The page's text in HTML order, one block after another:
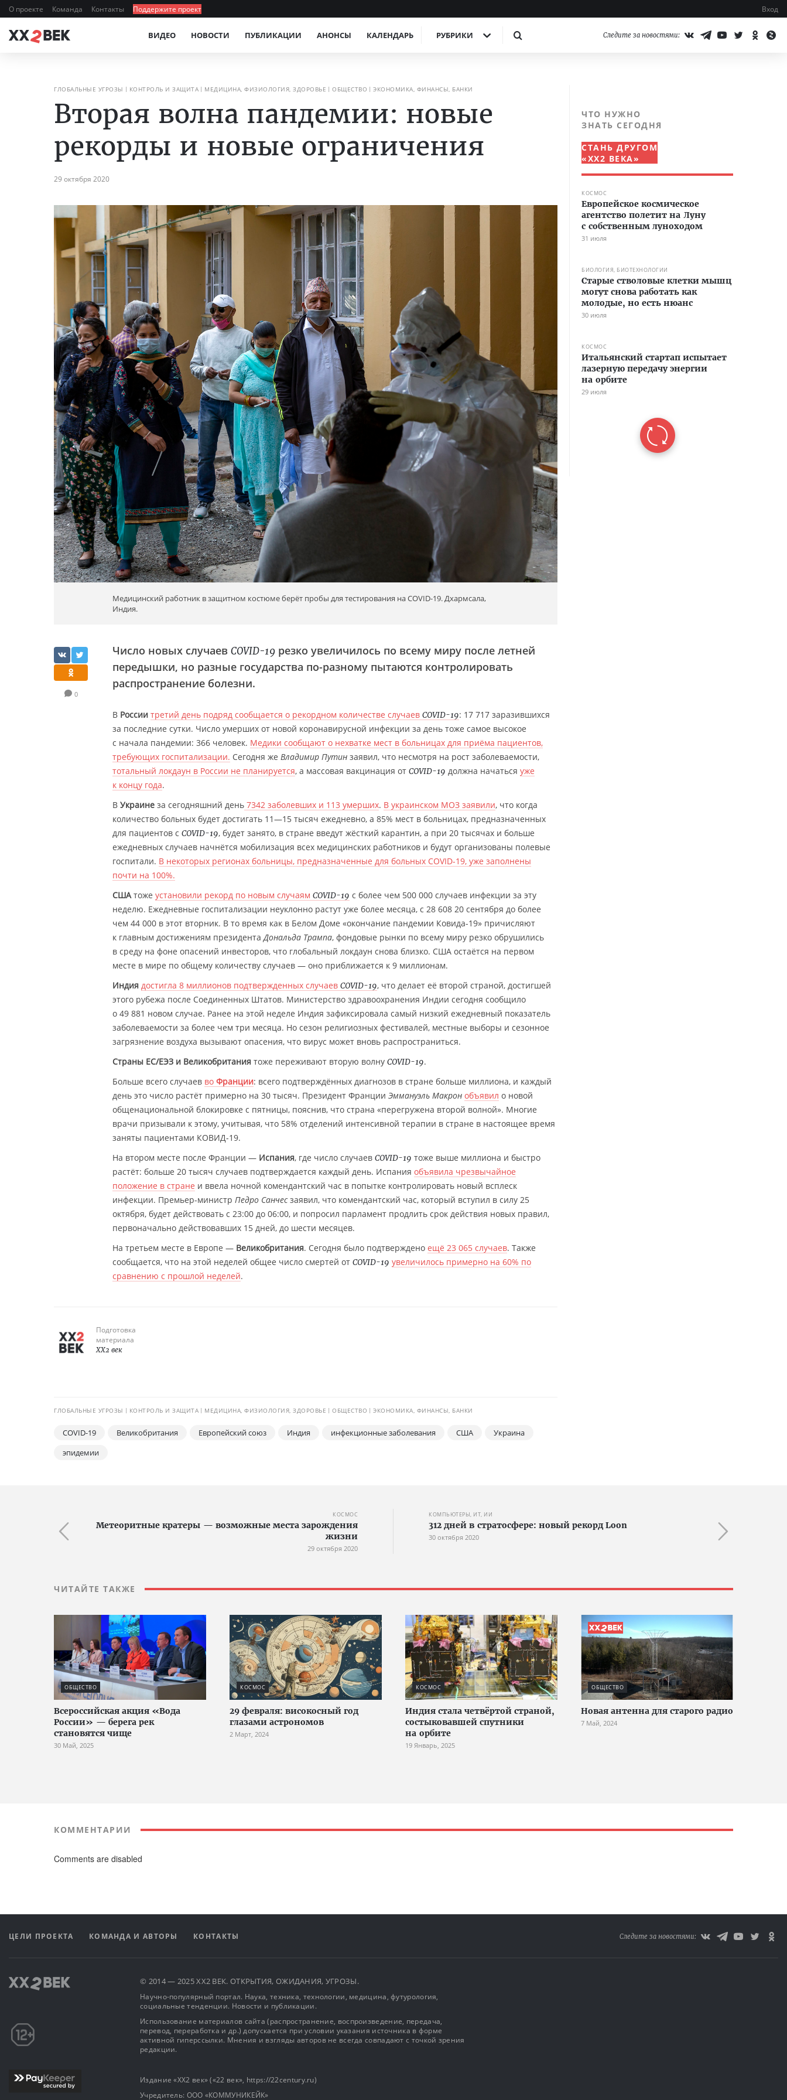
О проекте Команда Контакты Поддержите проект Вход
ВИДЕО НОВОСТИ ПУБЛИКАЦИИ АНОНСЫ КАЛЕНДАРЬ РУБРИКИ Следите за новостями:
ГЛОБАЛЬНЫЕ УГРОЗЫ КОНТРОЛЬ И ЗАЩИТА МЕДИЦИНА, ФИЗИОЛОГИЯ, ЗДОРОВЬЕ ОБЩЕСТВО ЭКОНОМИКА, ФИНАНСЫ, БАНКИ
Вторая волна пандемии: новые
рекорды и новые ограничения
29 октября 2020
Медицинский работник в защитном костюме берёт пробы для тестирования на COVID-19. Дхармсалa,
Индия.
0
Число новых случаев COVID-19 резко увеличилось по всему миру после летней
передышки, но разные государства по-разному пытаются контролировать
распространение болезни.
В России третий день подряд сообщается о рекордном количестве случаев COVID-19: 17 717 заразившихся
за последние сутки. Число умерших от новой коронавирусной инфекции за день тоже самое высокое
с начала пандемии: 366 человек. Медики сообщают о нехватке мест в больницах для приёма пациентов,
требующих госпитализации. Сегодня же Владимир Путин заявил, что несмотря на рост заболеваемости,
тотальный локдаун в России не планируется, а массовая вакцинация от COVID-19 должна начаться уже
к концу года.
В Украине за сегодняшний день 7342 заболевших и 113 умерших. В украинском МОЗ заявили, что когда
количество больных будет достигать 11—15 тысяч ежедневно, а 85% мест в больницах, предназначенных
для пациентов с COVID-19, будет занято, в стране введут жёсткий карантин, а при 20 тысячах и больше
ежедневных случаев начнётся мобилизация всех медицинских работников и будут организованы полевые
госпитали. В некоторых регионах больницы, предназначенные для больных COVID-19, уже заполнены
почти на 100%.
СШАтоже установили рекорд по новым случаям COVID-19 с более чем 500 000 случаев инфекции за эту
неделю. Ежедневные госпитализации неуклонно растут уже более месяца, с 28 608 20 сентября до более
чем 44 000 в этот вторник. В то время как в Белом Доме «окончание пандемии Ковида-19» причисляют
к главным достижениям президентаДональда Трампа, фондовые рынки по всему миру резко обрушились
в среду на фоне опасений инвесторов, что глобальный локдаун снова близко. США остаётся на первом
месте в мире по общему количеству случаев — оно приближается к 9 миллионам.
Индия достигла 8 миллионов подтвержденных случаев COVID-19, что делает её второй страной, достигшей
этого рубежа после Соединенных Штатов. Министерство здравоохранения Индии сегодня сообщило
о 49 881 новом случае. Ранее на этой неделе Индия зафиксировала самый низкий ежедневный показатель
заболеваемости за более чем три месяца. Но сезон религиозных фестивалей, местные выборы и сезонное
загрязнение воздуха вызывают опасения, что вирус может вновь распространиться.
Страны ЕС/EЭЗ и Великобритания тоже переживают вторую волну COVID-19.
Больше всего случаев во Франции: всего подтверждённых диагнозов в стране больше миллиона, и каждый
день это число растёт примерно на 30 тысяч. Президент Франции Эммануэль Макрон объявил о новой
общенациональной блокировке с пятницы, пояснив, что страна «перегружена второй волной». Многие
врачи призывали к этому, учитывая, что 58% отделений интенсивной терапии в стране в настоящее время
заняты пациентами КОВИД-19.
На втором месте после Франции — Испания, где число случаев COVID-19 тоже выше миллиона и быстро
растёт: больше 20 тысяч случаев подтверждается каждый день. Испания объявила чрезвычайное
положение в стране и ввела ночной комендантский час в попытке контролировать новый всплеск
инфекции. Премьер-министр Педро Санчесзаявил, что комендантский час, который вступил в силу 25
октября, будет действовать с 23:00 до 06:00, и попросил парламент продлить срок действия новых правил,
первоначально действовавших 15 дней, до шести месяцев.
На третьем месте в Европе — Великобритания. Сегодня было подтверждено ещё 23 065 случаев. Также
сообщается, что на этой неделей общее число смертей от COVID-19 увеличилось примерно на 60% по
сравнению с прошлой неделей.
Подготовка
материала
XX2 век
ГЛОБАЛЬНЫЕ УГРОЗЫ КОНТРОЛЬ И ЗАЩИТА МЕДИЦИНА, ФИЗИОЛОГИЯ, ЗДОРОВЬЕ ОБЩЕСТВО ЭКОНОМИКА, ФИНАНСЫ, БАНКИ
COVID-19 Великобритания Европейский союз Индия инфекционные заболевания США
Украина
эпидемии
ЧТО НУЖНО
ЗНАТЬ СЕГОДНЯ
СТАНЬ ДРУГОМ
«XX2 ВЕКА»
КОСМОС
Европейское космическое
агентство полетит на Луну
с собственным луноходом
31 июля
БИОЛОГИЯ, БИОТЕХНОЛОГИИ
Старые стволовые клетки мышц
могут снова работать как
молодые, но есть нюанс
30 июля
КОСМОС
Итальянский стартап испытает
лазерную передачу энергии
на орбите
29 июля
КОСМОС
Метеоритные кратеры — возможные места зарождения
жизни
29 октября 2020
КОМПЬЮТЕРЫ, ИТ, ИИ
312 дней в стратосфере: новый рекорд Loon
30 октября 2020
ЧИТАЙТЕ ТАКЖЕ
ОБЩЕСТВО
Всероссийская акция «Вода
России» — берега рек
становятся чище
30 Май, 2025
КОСМОС
29 февраля: високосный год
глазами астрономов
2 Март, 2024
КОСМОС
Индия стала четвёртой страной,
состыковавшей спутники
на орбите
19 Январь, 2025
ОБЩЕСТВО
Новая антенна для старого радио
7 Май, 2024
КОММЕНТАРИИ
Comments are disabled
ЦЕЛИ ПРОЕКТА КОМАНДА И АВТОРЫ КОНТАКТЫ Следите за новостями:
© 2014 — 2025 XX2 ВЕК. ОТКРЫТИЯ, ОЖИДАНИЯ, УГРОЗЫ.
Научно-популярный портал. Наука, техника, технологии, медицина, футурология,
социальные тенденции. Новости и публикации.
Использование материалов сайта (распространение, воспроизведение, передача,
перевод, переработка и др.) допускается при условии указания источника в форме
активной гиперссылки. Мнения и взгляды авторов не всегда совпадают с точкой зрения
редакции.
Издание «XX2 век» («22 век», https://22century.ru)
Учредитель: OOO «КОММУНИКЕЙК»